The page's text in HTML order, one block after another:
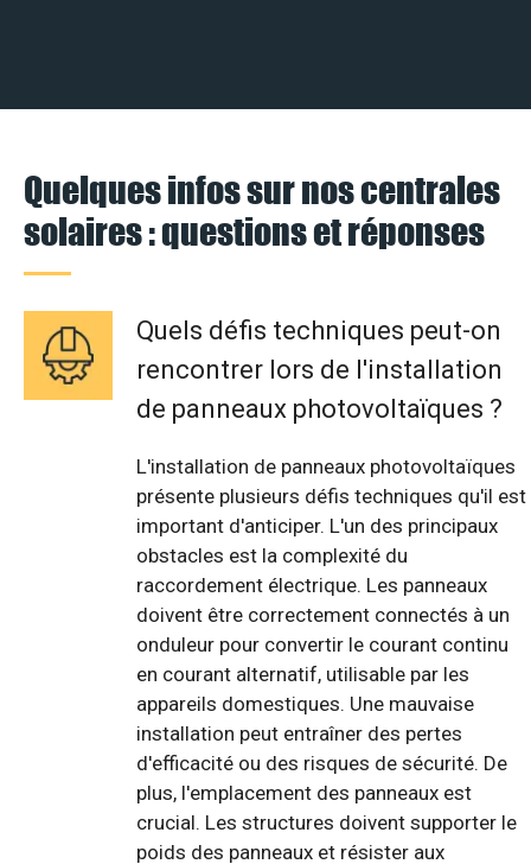
Quelques infos sur nos centrales
solaires : questions et réponses
Quels défis techniques peut-on
rencontrer lors de l'installation
de panneaux photovoltaïques ?
L'installation de panneaux photovoltaïques
présente plusieurs défis techniques qu'il est
important d'anticiper. L'un des principaux
obstacles est la complexité du
raccordement électrique. Les panneaux
doivent être correctement connectés à un
onduleur pour convertir le courant continu
en courant alternatif, utilisable par les
appareils domestiques. Une mauvaise
installation peut entraîner des pertes
d'efficacité ou des risques de sécurité. De
plus, l'emplacement des panneaux est
crucial. Les structures doivent supporter le
poids des panneaux et résister aux